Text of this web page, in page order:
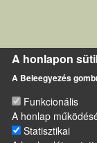
A honlapon
A Beleegyezés
Funkcionális
A honlap
Statisztikai